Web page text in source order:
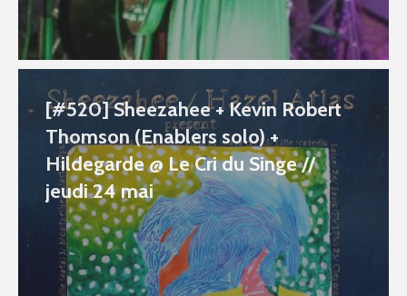
[#520] Sheezahee + Kevin Robert
Thomson (Enablers solo) +
Hildegarde @ Le Cri du Singe //
jeudi 24 mai